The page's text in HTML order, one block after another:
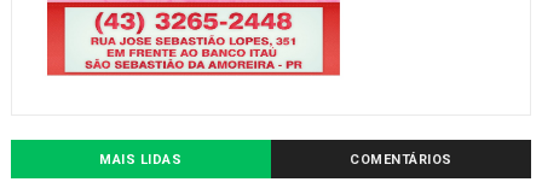
MAIS LIDAS COMENTÁRIOS